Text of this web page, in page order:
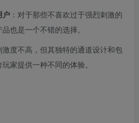
户 ：对于那些不喜欢过于强烈刺激的
也是一个不错的选择。
激度不高，但其独特的通道设计和包
家提供一种不同的体验。